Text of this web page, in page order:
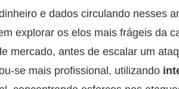
e dados circulando nesses
explorar os elos mais frágeis da
mercado, antes de escalar um
se mais profissional, utilizando